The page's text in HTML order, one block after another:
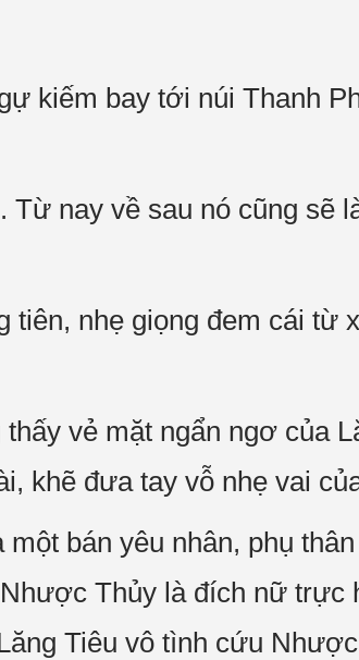
kiếm bay tới núi Thanh
Từ nay về sau nó cũng sẽ
tiên, nhẹ giọng đem cái từ
vẻ mặt ngẩn ngơ của
khẽ đưa tay vỗ nhẹ vai
bán yêu nhân, phụ
Thủy là đích nữ trực
Tiêu vô tình cứu